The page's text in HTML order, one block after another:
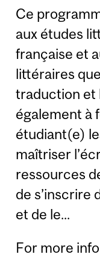
Ce
aux études
française et
littéraires
traduction et
également à
étudiant(e)
maîtriser
ressources
de s’inscrire
et de le...
For more